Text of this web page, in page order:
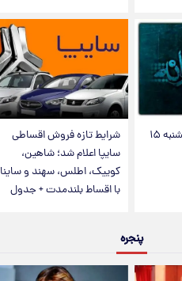
فال روزانه واقعی پنجشنبه ۱۵
شرایط تازه فروش اقساطی
سایپا اعلام شد؛ شاهین،
کوییک، اطلس، سهند و ساینا
با اقساط بلندمدت + جدول
پنجره